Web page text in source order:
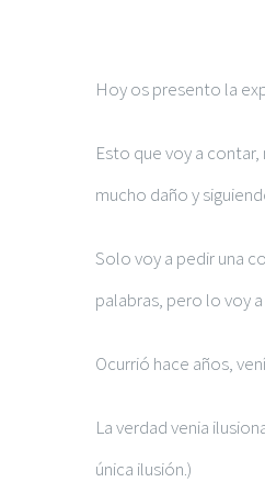
imagen
Hoy os presento la
Esto que voy a
mucho daño y
Solo voy a pedir una
palabras, pero lo voy
Ocurrió hace años,
La verdad venia
única ilusión.)